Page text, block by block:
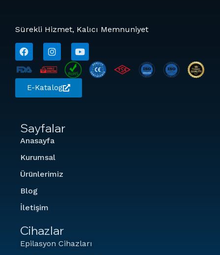
Sürekli Hizmet, Kalıcı Memnuniyet
E-Katalog
Sayfalar
Anasayfa
Kurumsal
Ürünlerimiz
Blog
İletişim
Cihazlar
Epilasyon Cihazları